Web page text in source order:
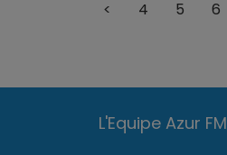
< 4 5 6
L'Equipe Azur FM